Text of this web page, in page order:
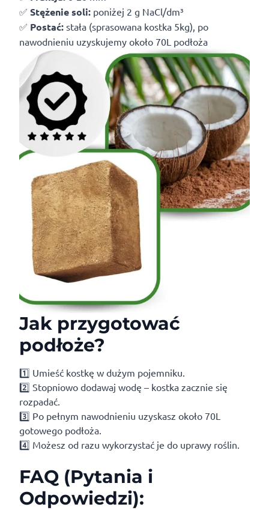
✅ Stężenie soli: poniżej 2 g NaCl/dm³
✅ Postać: stała (sprasowana kostka 5kg), po
nawodnieniu uzyskujemy około 70L podłoża
Jak przygotować
podłoże?
1️⃣ Umieść kostkę w dużym pojemniku.
2️⃣ Stopniowo dodawaj wodę – kostka zacznie się
rozpadać.
3️⃣ Po pełnym nawodnieniu uzyskasz około 70L
gotowego podłoża.
4️⃣ Możesz od razu wykorzystać je do uprawy roślin.
FAQ (Pytania i
Odpowiedzi):